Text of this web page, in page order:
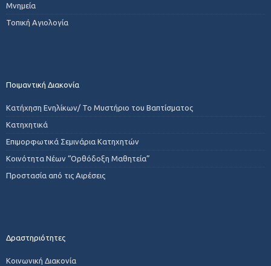
Μνημεία
Τοπική Αγιολογία
Ποιμαντική Διακονία
Κατήχηση Ενηλίκων/ Το Μυστήριο του Βαπτίσματος
Κατηχητικά
Επιμορφωτικά Σεμινάρια Κατηχητών
Κοινότητα Νέων “Ορθόδοξη Μαθητεία”
Προστασία από τις Αιρέσεις
Δραστηριότητες
Κοινωνική Διακονία